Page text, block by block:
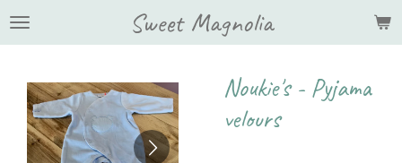
Ga
hoofdinhoud
Sweet Magnolia
Noukie's - Pyjama
velours